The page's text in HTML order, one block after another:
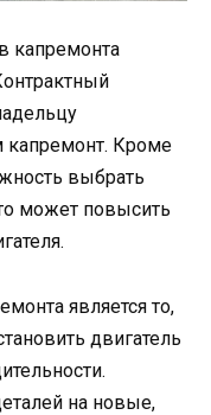
капремонта
капремонт. Кроме
выбрать
может повысить
является то,
двигатель
на новые,